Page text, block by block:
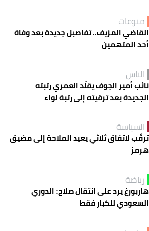
منوعات
القاضي المزيف.. تفاصيل جديدة بعد وفاة
أحد المتهمين
الناس
نائب أمير الجوف يقلّد العمري رتبته
الجديدة بعد ترقيته إلى رتبة لواء
السياسة
ترقّب لاتفاق ثلاثي يعيد الملاحة إلى مضيق
هرمز
رياضة
هاربورغ يرد على انتقال صلاح: الدوري
السعودي للكبار فقط